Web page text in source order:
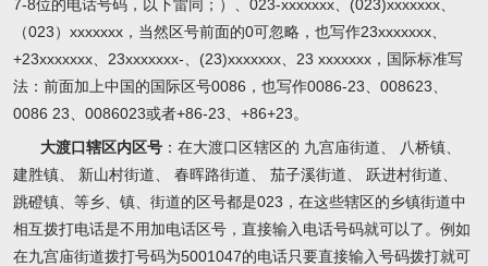
7-8位的电话号码，以下雷同；）、023-xxxxxxx、(023)xxxxxxx、
（023）xxxxxxx，当然区号前面的0可忽略，也写作23xxxxxxx、
+23xxxxxxx、23xxxxxxx-、(23)xxxxxxx、23 xxxxxxx，国际标准写
法：前面加上中国的国际区号0086，也写作0086-23、008623、
0086 23、0086023或者+86-23、+86+23。
大渡口辖区内区号：在大渡口区辖区的 九宫庙街道、 八桥镇、
建胜镇、 新山村街道、 春晖路街道、 茄子溪街道、 跃进村街道、
跳磴镇、等乡、镇、街道的区号都是023，在这些辖区的乡镇街道中
相互拨打电话是不用加电话区号，直接输入电话号码就可以了。例如
在九宫庙街道拨打号码为5001047的电话只要直接输入号码拨打就可